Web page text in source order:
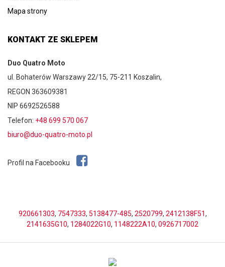
Mapa strony
KONTAKT ZE SKLEPEM
Duo Quatro Moto
ul. Bohaterów Warszawy 22/15, 75-211 Koszalin,
REGON 363609381
NIP 6692526588
Telefon: +48 699 570 067
biuro@duo-quatro-moto.pl
Profil na Facebooku
920661303, 7547333, 5138477-485, 2520799, 2412138F51,
2141635G10, 1284022G10, 1148222A10, 0926717002